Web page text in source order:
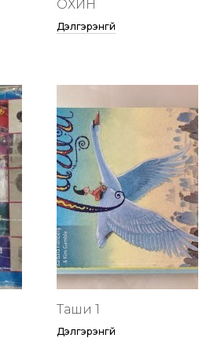
ОХИН
Дэлгэрэнгүй
Таши 1
Дэлгэрэнгүй